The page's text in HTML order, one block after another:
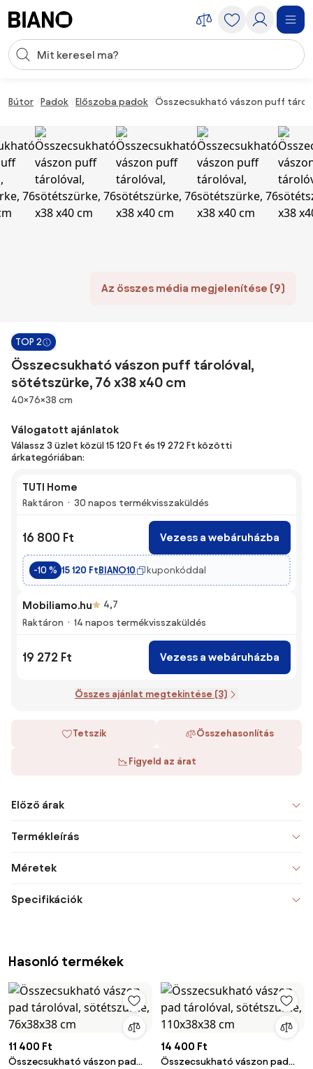
Keresési bevitel
Bútor Padok Előszoba padok Összecsukható vászon puff
Az összes média megjelenítése (9)
TOP 2
Összecsukható vászon puff tárolóval,
sötétszürke, 76 x38 x40 cm
Méretek
40×76×38 cm
Válogatott ajánlatok
Válassz 3 üzlet közül 15 120 Ft és 19 272 Ft közötti
árkategóriában:
TUTI Home
Raktáron 30 napos termékvisszaküldés
16 800 Ft Vezess a webáruházba
-10 % 15 120 FtBIANO10 kuponkóddal
Mobiliamo.hu
4,7
Raktáron
14 napos termékvisszaküldés
19 272 Ft Vezess a webáruházba
Összes ajánlat megtekintése (3)
Tetszik Összehasonlítás
Figyeld az árat
Előző árak
Termékleírás
Méretek
Specifikációk
Hasonló termékek
11 400 Ft
Összecsukható vászon pad
14 400 Ft
Összecsukható vászon pad